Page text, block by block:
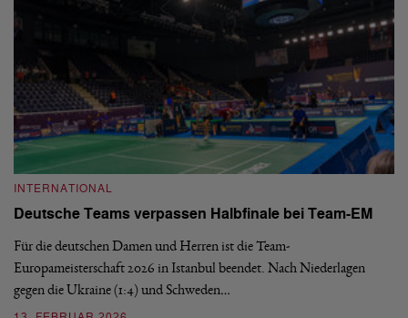
INTERNATIONAL
Deutsche Teams verpassen Halbfinale bei Team-EM
Für die deutschen Damen und Herren ist die Team-
Europameisterschaft 2026 in Istanbul beendet. Nach Niederlagen
gegen die Ukraine (1:4) und Schweden…